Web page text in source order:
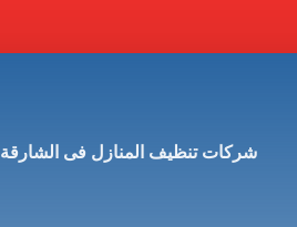
شركات تنظيف المنازل فى الشارقة